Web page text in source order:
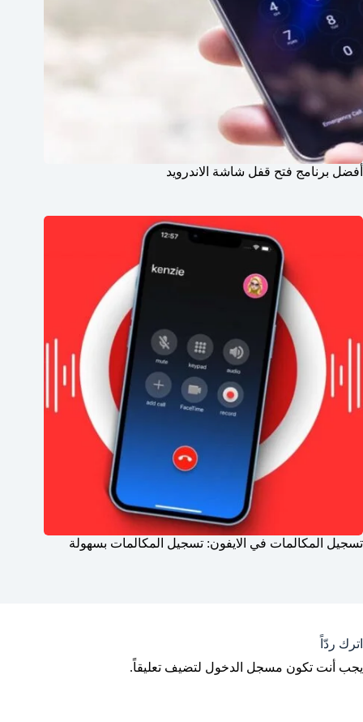
أفضل برنامج فتح قفل شاشة الاندرويد
تسجيل المكالمات في الايفون: تسجيل المكالمات بسهولة
اترك ردّاً
يجب أنت تكون مسجل الدخول لتضيف تعليقاً.